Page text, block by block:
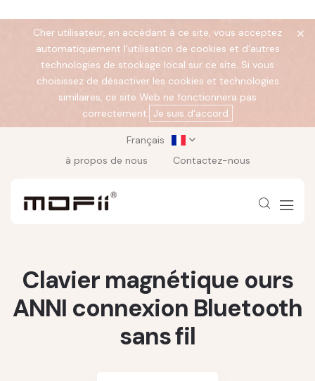
Cher utilisateur, en accédant à ce site, vous acceptez
automatiquement l'utilisation de cookies et d'autres
technologies de stockage local sur ce site. Si vous
choisissez de désactiver les cookies et technologies
similaires, ce site Web ne fonctionnera pas
correctement. Je suis d'accord
Français
à propos de nous
Contactez-nous
Clavier magnétique ours
ANNI connexion Bluetooth
sans fil